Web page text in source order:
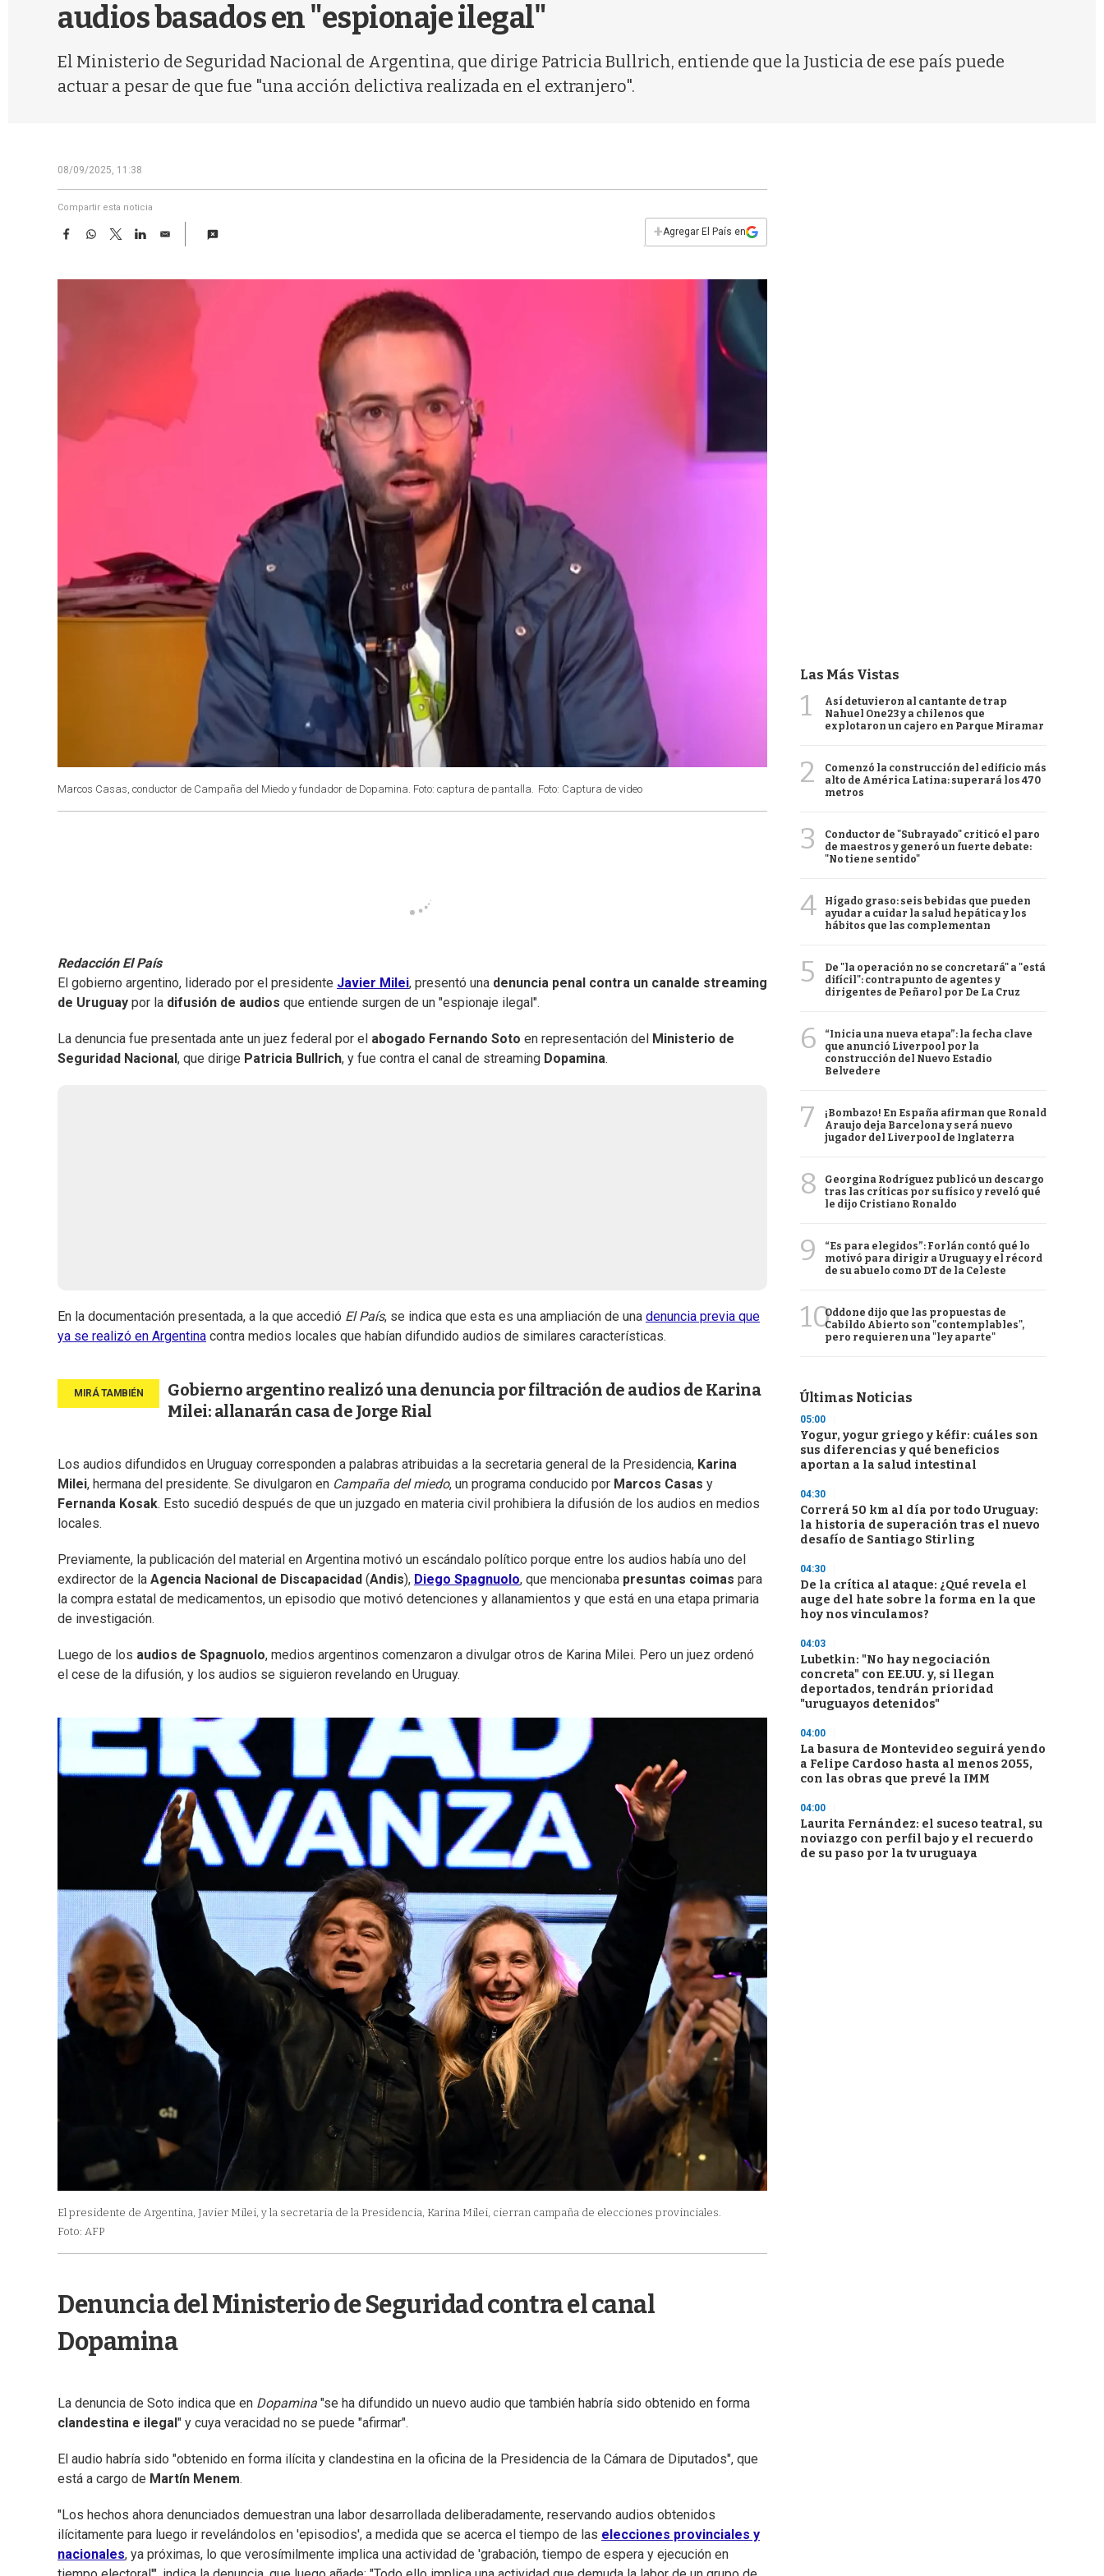
audios basados en "espionaje ilegal"
El Ministerio de Seguridad Nacional de Argentina, que dirige Patricia Bullrich, entiende que la Justicia de ese país puede
actuar a pesar de que fue "una acción delictiva realizada en el extranjero".
08/09/2025, 11:38
Compartir esta noticia
F
e
W
t
T
w
t
L
k
E
i
+Agregar El País en
Marcos Casas, conductor de Campaña del Miedo y fundador de Dopamina. Foto: captura de pantalla. Foto: Captura de video
Redacción El País
El gobierno argentino, liderado por el presidente Javier Milei, presentó una denuncia penal contra un canalde streaming
de Uruguay por la difusión de audios que entiende surgen de un "espionaje ilegal".
La denuncia fue presentada ante un juez federal por el abogado Fernando Soto en representación del
Ministerio de
Seguridad Nacional , que dirige Patricia Bullrich, y fue contra el canal de streaming Dopamina.
En la documentación presentada, a la que accedió El País, se indica que esta es una ampliación de una denuncia previa que
ya se realizó en Argentina contra medios locales que habían difundido audios de similares características.
Gobierno argentino realizó una denuncia por filtración de audios de Karina
Milei: allanarán casa de Jorge Rial
Los audios difundidos en Uruguay corresponden a palabras atribuidas a la secretaria general de la Presidencia, Karina
Milei, hermana del presidente. Se divulgaron en Campaña del miedo, un programa conducido por Marcos Casas y
Fernanda Kosak. Esto sucedió después de que un juzgado en materia civil prohibiera la difusión de los audios en medios
locales.
Previamente, la publicación del material en Argentina motivó un escándalo político porque entre los audios había uno del
exdirector de la Agencia Nacional de Discapacidad (Andis), Diego Spagnuolo, que mencionaba presuntas coimas para
la compra estatal de medicamentos, un episodio que motivó detenciones y allanamientos y que está en una etapa primaria
de investigación.
Luego de los audios de Spagnuolo, medios argentinos comenzaron a divulgar otros de Karina Milei. Pero un juez ordenó
el cese de la difusión, y los audios se siguieron revelando en Uruguay.
El presidente de Argentina, Javier Milei, y la secretaria de la Presidencia, Karina Milei, cierran campaña de elecciones provinciales.
Foto: AFP
Denuncia del Ministerio de Seguridad contra el canal
Dopamina
La denuncia de Soto indica que en Dopamina "se ha difundido un nuevo audio que también habría sido obtenido en forma
clandestina e ilegal " y cuya veracidad no se puede "afirmar".
El audio habría sido "obtenido en forma ilícita y clandestina en la oficina de la Presidencia de la Cámara de Diputados", que
está a cargo de Martín Menem.
"Los hechos ahora denunciados demuestran una labor desarrollada deliberadamente, reservando audios obtenidos
ilícitamente para luego ir revelándolos en 'episodios', a medida que se acerca el tiempo de las elecciones provinciales y
nacionales, ya próximas, lo que verosímilmente implica una actividad de 'grabación, tiempo de espera y ejecución en
Las Más Vistas
1
Así detuvieron al cantante de trap
Nahuel One23 y a chilenos que
explotaron un cajero en Parque Miramar
2
Comenzó la construcción del edificio más
alto de América Latina: superará los 470
metros
3
Conductor de "Subrayado" criticó el paro
de maestros y generó un fuerte debate:
"No tiene sentido"
4
Hígado graso: seis bebidas que pueden
ayudar a cuidar la salud hepática y los
hábitos que las complementan
5
De "la operación no se concretará" a "está
difícil": contrapunto de agentes y
dirigentes de Peñarol por De La Cruz
6
“Inicia una nueva etapa”: la fecha clave
que anunció Liverpool por la
construcción del Nuevo Estadio
Belvedere
7
¡Bombazo! En España afirman que Ronald
Araujo deja Barcelona y será nuevo
jugador del Liverpool de Inglaterra
8
Georgina Rodríguez publicó un descargo
tras las críticas por su físico y reveló qué
le dijo Cristiano Ronaldo
9
“Es para elegidos”: Forlán contó qué lo
motivó para dirigir a Uruguay y el récord
de su abuelo como DT de la Celeste
10Oddone dijo que las propuestas de
Cabildo Abierto son "contemplables",
pero requieren una "ley aparte"
Últimas Noticias
05:00
Yogur, yogur griego y kéfir: cuáles son
sus diferencias y qué beneficios
aportan a la salud intestinal
04:30
Correrá 50 km al día por todo Uruguay:
la historia de superación tras el nuevo
desafío de Santiago Stirling
04:30
De la crítica al ataque: ¿Qué revela el
auge del hate sobre la forma en la que
hoy nos vinculamos?
04:03
Lubetkin: "No hay negociación
concreta" con EE.UU. y, si llegan
deportados, tendrán prioridad
"uruguayos detenidos"
04:00
La basura de Montevideo seguirá yendo
a Felipe Cardoso hasta al menos 2055,
con las obras que prevé la IMM
04:00
Laurita Fernández: el suceso teatral, su
noviazgo con perfil bajo y el recuerdo
de su paso por la tv uruguaya